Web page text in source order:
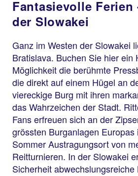
Fantasievolle Ferien
der Slowakei
Ganz im Westen der Slowakei
Bratislava. Buchen Sie hier ein
Möglichkeit die berühmte
die direkt auf einem Hügel an
viereckige Burg mit ihren
das Wahrzeichen der Stadt.
Fans erfreuen sich an der
grössten Burganlagen Europas
Sommer Austragungsort von
Reitturnieren. In der Slowakei
Sicherheit abwechslungsreiche